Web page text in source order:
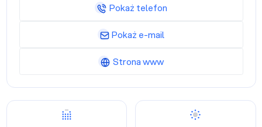
Konferencja Bankiet
Pokaż telefon
Pokaż e-mail
Strona www